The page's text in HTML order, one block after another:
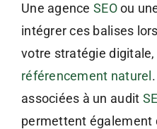
Une agence SEOou
intégrer ces balises
votre stratégie
référencement naturel
associées à un audit
permettent également